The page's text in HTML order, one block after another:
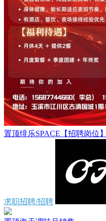
置顶绯乐SPACE【招聘岗位
求职招聘/招聘